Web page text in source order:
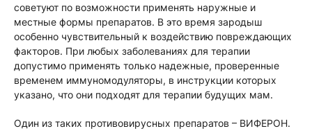
советуют по возможности применять наружные и
местные формы препаратов. В это время зародыш
особенно чувствительный к воздействию повреждающих
факторов. При любых заболеваниях для терапии
допустимо применять только надежные, проверенные
временем иммуномодуляторы, в инструкции которых
указано, что они подходят для терапии будущих мам.
Один из таких противовирусных препаратов – ВИФЕРОН.